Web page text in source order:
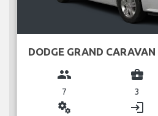
DODGE GRAND CARAVAN
group
7
business_center
3
miscellaneous_services login